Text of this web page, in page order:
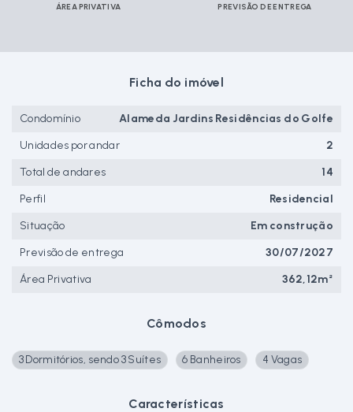
ÁREA PRIVATIVA PREVISÃO DE ENTREGA
Cômodos
3 Dormitórios, sendo 3 Suítes 6 Banheiros 4 Vagas
Características
Ficha do imóvel
Condomínio
Alameda Jardins Residências do Golfe
Unidades por andar
2
Total de andares
14
Perfil
Residencial
Situação
Em construção
Previsão de entrega
30/07/2027
Área Privativa
362,12m²